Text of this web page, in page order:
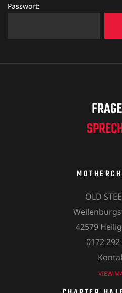
Passwort:
OLD
42579
0172
VIEW